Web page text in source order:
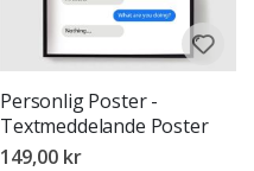
Personlig Poster -
Textmeddelande Poster
149,00 kr